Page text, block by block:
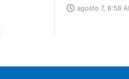
agosto 7, 8:58